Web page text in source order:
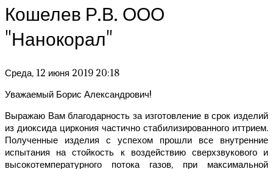
Кошелев Р.В. ООО
"Нанокорал"
Среда, 12 июня 2019 20:18
Уважаемый Борис Александрович!
Выражаю Вам благодарность за изготовление в срок изделий
из диоксида циркония частично стабилизированного иттрием.
Полученные изделия с успехом прошли все внутренние
испытания на стойкость к воздействию сверхзвукового и
высокотемпературного потока газов, при максимальной